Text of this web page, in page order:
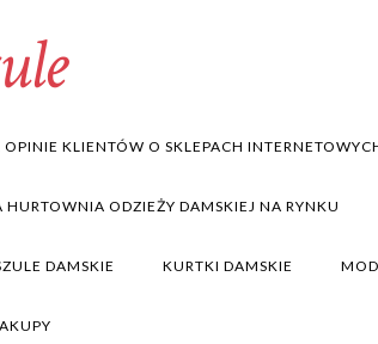
KLIENTÓW O SKLEPACH
HURTOWNIA ODZIEŻY DAMSKIEJ NA RYNKU
DAMSKIE KURTKI DAMSKIE